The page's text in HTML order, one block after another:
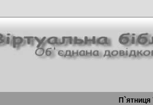
П`ятниця